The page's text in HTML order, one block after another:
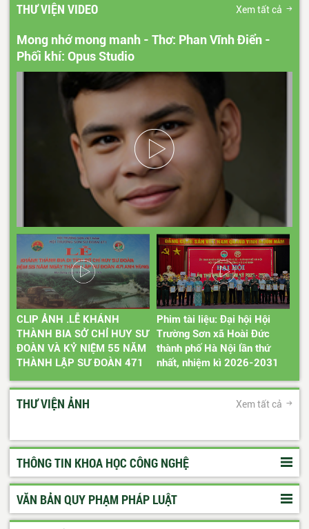
THƯ VIỆN VIDEO Xem tất cả
Mong nhớ mong manh - Thơ: Phan Vĩnh Điển -
Phối khí: Opus Studio
CLIP ẢNH .LỄ KHÁNH
THÀNH BIA SỞ CHỈ HUY SƯ
ĐOÀN VÀ KỶ NIỆM 55 NĂM
THÀNH LẬP SƯ ĐOÀN 471
Phim tài liệu: Đại hội Hội
Trường Sơn xã Hoài Đức
thành phố Hà Nội lần thứ
nhất, nhiệm kì 2026-2031
THƯ VIỆN ẢNH Xem tất cả
THÔNG TIN KHOA HỌC CÔNG NGHỆ
VĂN BẢN QUY PHẠM PHÁP LUẬT